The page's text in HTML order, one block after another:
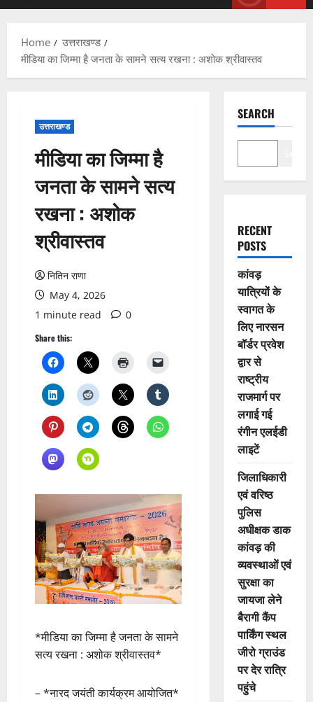
Home
उत्तराखण्ड
मीडिया का जिम्मा है जनता के सामने सत्य रखना : अशोक श्रीवास्तव
उत्तराखण्ड
मीडिया का जिम्मा है
जनता के सामने सत्य
रखना : अशोक
श्रीवास्तव
नितिन राणा
May 4, 2026
1 minute read
0
Share this:
*मीडिया का जिम्मा है जनता के सामने
सत्य रखना : अशोक श्रीवास्तव*
– *नारद जयंती कार्यक्रम आयोजित*
SEARCH
RECENT
POSTS
कांवड़
यात्रियों के
स्वागत के
लिए नारसन
बॉर्डर प्रवेश
द्वार से
राष्ट्रीय
राजमार्ग पर
लगाई गई
रंगीन एलईडी
लाइटें
जिलाधिकारी
एवं वरिष्ठ
पुलिस
अधीक्षक डाक
कांवड़ की
व्यवस्थाओं एवं
सुरक्षा का
जायजा लेने
बैरागी कैंप
पार्किंग स्थल
जीरो ग्राउंड
पर देर रात्रि
पहुंचे